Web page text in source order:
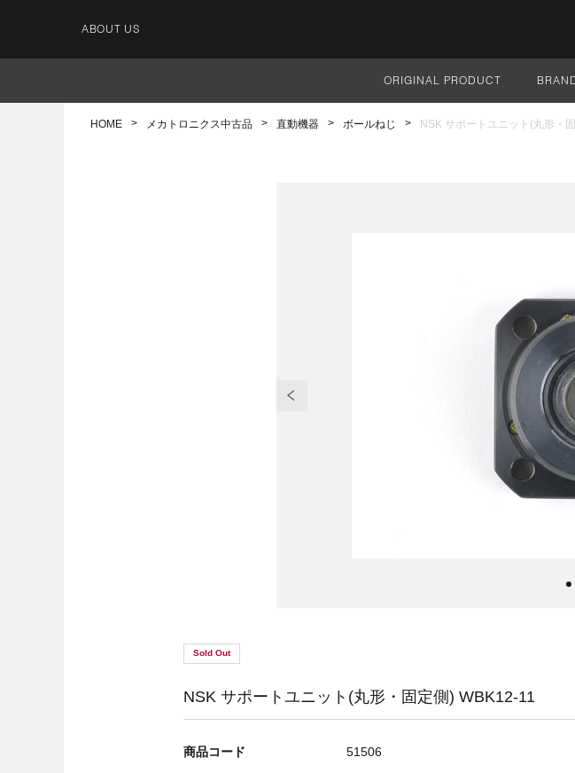
ABOUT US
サイト全体
ORIGINAL PRODUCT
HOME メカトロニクス中古品 直動機器 ボールねじ NSK サポートユニット(丸形・
Sold Out
NSK サポートユニット(丸形・固定側) WBK12-11
商品コード 51506